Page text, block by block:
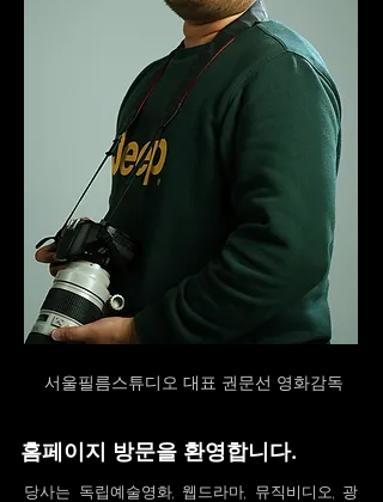
서울필름스튜디오 대표 권문선 영화감독
홈페이지 방문을 환영합니다.
당사는 독립예술영화, 웹드라마, 뮤직비디오, 광